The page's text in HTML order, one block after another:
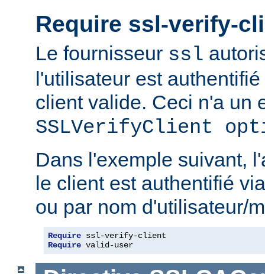
Require ssl-verify-
Le fournisseur ssl
l'utilisateur est
client valide. Ceci n'a un
SSLVerifyClient
Dans l'exemple suivant,
le client est authentifié
ou par nom d'utilisateur/
Require
Require valid-user